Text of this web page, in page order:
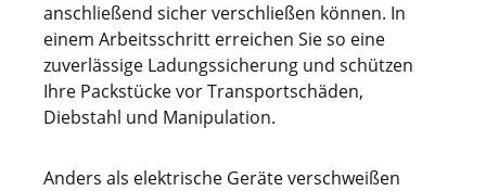
anschließend sicher verschließen können. In
einem Arbeitsschritt erreichen Sie so eine
zuverlässige Ladungssicherung und schützen
Ihre Packstücke vor Transportschäden,
Diebstahl und Manipulation.
Anders als elektrische Geräte verschweißen